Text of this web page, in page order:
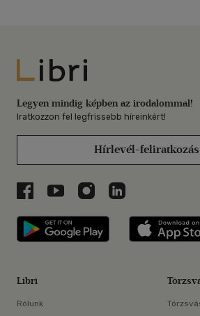
Libri
Legyen mindig képben az irodalommal!
Iratkozzon fel legfrissebb híreinkért!
Hírlevél-feliratkozás
Libri a Facebookon
Libri a Youtube-on
Libri az Instagramon
Libri a
Libri applikáció
Libri
Rólunk